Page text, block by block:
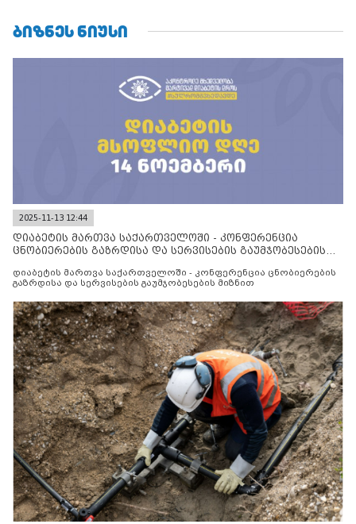
ᲑᲘᲖᲜᲔᲡ ᲜᲘᲣᲡᲘ
2025-11-13 12:44
დიაბეტის მართვა საქართველოში - კონფერენცია
ცნობიერების გაზრდისა და სერვისების გაუმჯობესების
დიაბეტის მართვა საქართველოში - კონფერენცია ცნობიერების
გაზრდისა და სერვისების გაუმჯობესების მიზნით